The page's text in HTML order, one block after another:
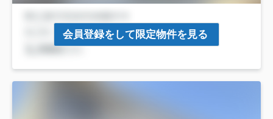
会員登録をして限定物件を見る